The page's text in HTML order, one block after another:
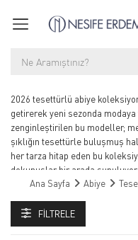
2026 tesettürlü abiye
getirerek yeni sezonda
zenginleştirilen bu modeller;
şıklığın tesettürle buluşmuş
her tarza hitap eden bu
dokunuşlar bir arada sunuluyor.
Ana Sayfa
Abiye
FILTRELE